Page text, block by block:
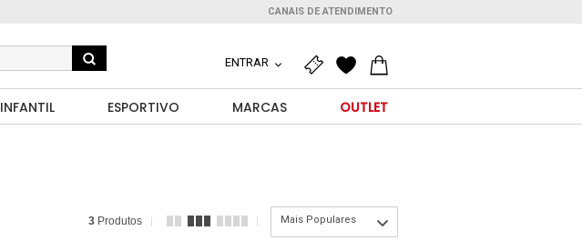
CANAIS DE ATENDIMENTO
ENTRAR
INFANTIL ESPORTIVO MARCAS OUTLET
3 Produtos Mais Populares